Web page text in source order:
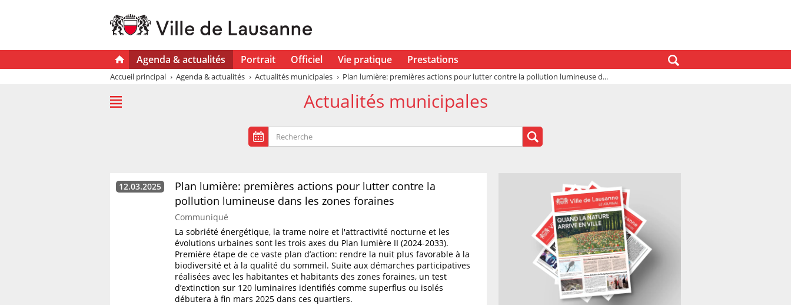
Agenda & actualités Portrait Officiel Vie pratique Prestations
Accueil principal Agenda & actualités Actualités municipales Plan lumière: premières actions pour lutter contre la pollution lumineuse d...
Actualités municipales
12.03.2025
Plan lumière: premières actions pour lutter contre la
pollution lumineuse dans les zones foraines
Communiqué
La sobriété énergétique, la trame noire et l'attractivité nocturne et les
évolutions urbaines sont les trois axes du Plan lumière II (2024-2033).
Première étape de ce vaste plan d’action: rendre la nuit plus favorable à la
biodiversité et à la qualité du sommeil. Suite aux démarches participatives
réalisées avec les habitantes et habitants des zones foraines, un test
d’extinction sur 120 luminaires identifiés comme superflus ou isolés
débutera à fin mars 2025 dans ces quartiers.